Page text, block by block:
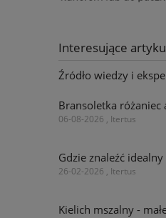
Interesujące
Źródło wiedzy i
Bransoletka różaniec
06-08-2026 , Itertus
Gdzie znaleźć
26-02-2026 , Itertus
Kielich mszalny -